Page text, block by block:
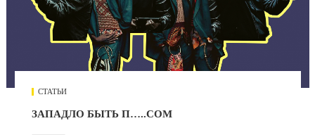
СТАТЬИ
ЗАПАДЛО БЫТЬ П…..СОМ